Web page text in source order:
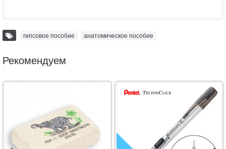
гипсовое пособие анатомическое пособие
Рекомендуем